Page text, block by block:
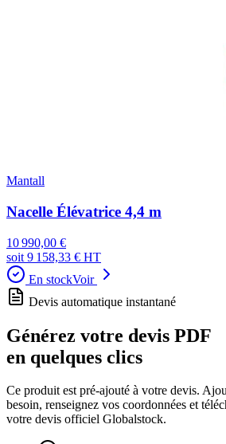
Mantall
Nacelle Élévatrice 4,4 m
10 990,00 €
soit 9 158,33 € HT
En stockVoir
Devis automatique instantané
Générez votre devis PDF
en quelques clics
Ce produit est pré-ajouté à votre devis.
besoin, renseignez vos coordonnées et
votre devis officiel Globalstock.